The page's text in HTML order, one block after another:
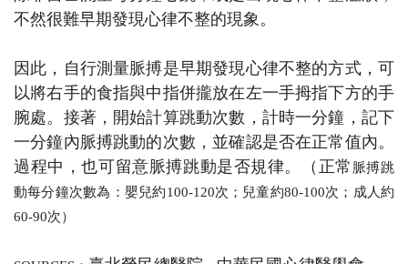
不然很難早期發現心律不整的現象。
因此，自行測量脈搏是早期發現心律不整的方式，可
以將右手的食指與中指併攏放在左一手拇指下方的手
腕處。接著，開始計算跳動次數，計時一分鐘，記下
一分鐘內脈搏跳動的次數，並確認是否在正常值內。
過程中，也可留意脈搏跳動是否規律。（正常 脈搏跳
動每分鐘次數為：嬰兒約100-120次；兒童約80-100次；成人約
60-90次）